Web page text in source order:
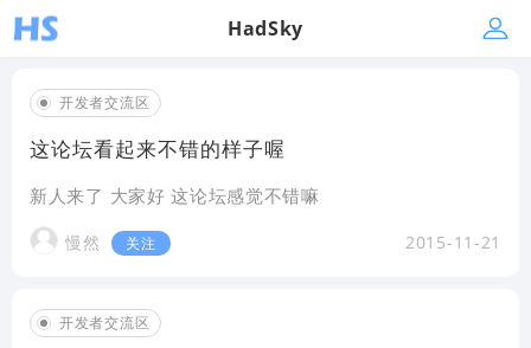
HadSky
开发者交流区
这论坛看起来不错的样子喔
新人来了 大家好 这论坛感觉不错嘛
慢然 关注 2015-11-21
开发者交流区